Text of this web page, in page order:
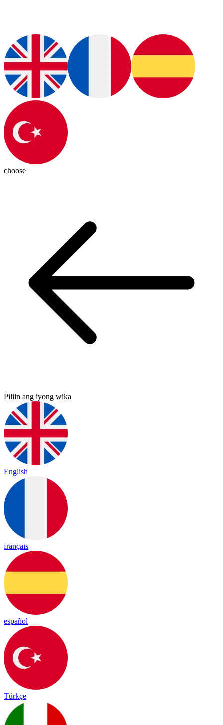
choose
Piliin ang iyong wika
English
français
español
Türkçe